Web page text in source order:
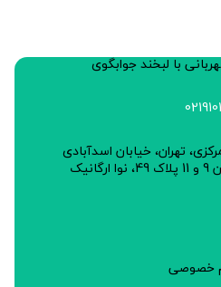
با لبخند جوابگوی
تهران، خیابان اسدآبادی
(یوسف آباد)، بین خیابان 9 و 11 پلاک 49، نوا ارگانیک
خصوصی